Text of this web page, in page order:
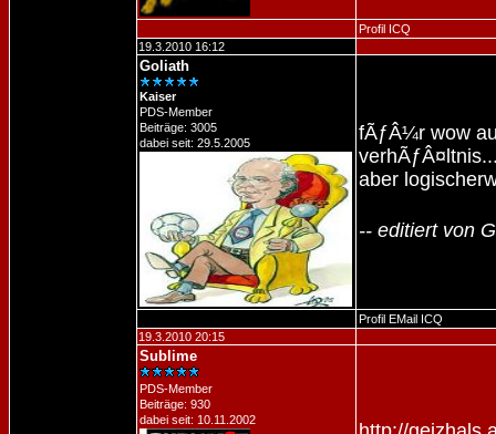
Profil ICQ
19.3.2010 16:12
Goliath
Kaiser
PDS-Member
Beiträge: 3005
dabei seit: 29.5.2005
fÃƒÂ¼r wow
aber
-- editiert von
Profil EMail ICQ
19.3.2010 20:15
Sublime
PDS-Member
Beiträge: 930
dabei seit: 10.11.2002